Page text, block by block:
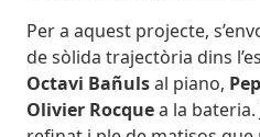
Per a aquest projecte,
de sòlida trajectòria dins
Octavi Bañulsal piano,
Olivier Rocquea la